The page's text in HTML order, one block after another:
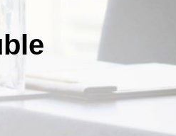
UTM／ルーター
アカデミック製品
運用管理
サーバー仮想化
セキュリティ対策・支援
運用支援 Net.Monitor
マニュアル・ファームウェア
サポート対象バージョン一覧
小中高等学校
受賞・認定